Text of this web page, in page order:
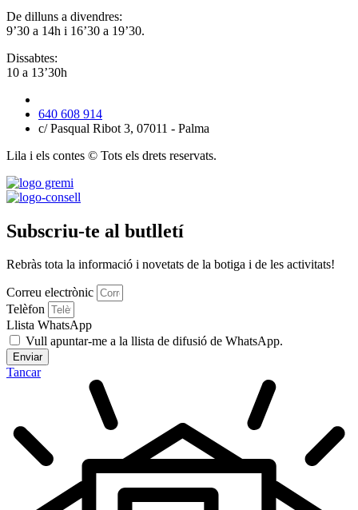
De dilluns a divendres:
9’30 a 14h i 16’30 a 19’30.
Dissabtes:
10 a 13’30h
640 608 914
c/ Pasqual Ribot 3, 07011 - Palma
Lila i els contes © Tots els drets reservats.
Subscriu-te al butlletí
Rebràs tota la informació i novetats de la botiga i de les activitats!
Correu electrònic
Telèfon
Llista WhatsApp
Vull apuntar-me a la llista de difusió de WhatsApp.
Enviar
Tancar